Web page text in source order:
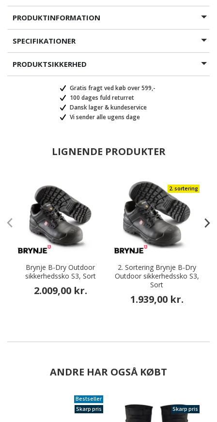
PRODUKTINFORMATION
SPECIFIKATIONER
PRODUKTSIKKERHED
Gratis fragt ved køb over 599,-
100 dages fuld returret
Dansk lager & kundeservice
Vi sender alle ugens dage
LIGNENDE PRODUKTER
Brynje B-Dry Outdoor
sikkerhedssko S3, Sort
2.009,00 kr.
2. sortering
2. Sortering Brynje B-Dry
Outdoor sikkerhedssko S3,
Sort
1.939,00 kr.
ANDRE HAR OGSÅ KØBT
Bestseller
Skarp pris
Skarp pris